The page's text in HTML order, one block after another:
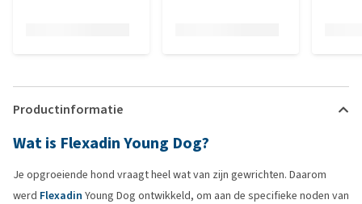
Productinformatie
Wat is Flexadin Young Dog?
Je opgroeiende hond vraagt heel wat van zijn gewrichten. Daarom
werd Flexadin Young Dog ontwikkeld, om aan de specifieke noden van